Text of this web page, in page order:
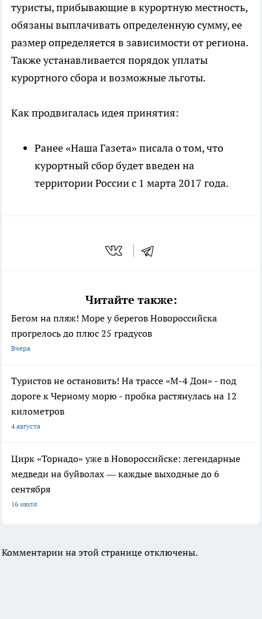
туристы, прибывающие в курортную местность,
обязаны выплачивать определенную сумму, ее
размер определяется в зависимости от региона.
Также устанавливается порядок уплаты
курортного сбора и возможные льготы.
Как продвигалась идея принятия:
Ранее «Наша Газета» писала о том, что
курортный сбор будет введен на
территории России с 1 марта 2017 года.
Читайте также:
Бегом на пляж! Море у берегов Новороссийска
прогрелось до плюс 25 градусов
Вчера
Туристов не остановить! На трассе «М-4 Дон» - под
дороге к Черному морю - пробка растянулась на 12
километров
4 августа
Цирк «Торнадо» уже в Новороссийске: легендарные
медведи на буйволах — каждые выходные до 6
сентября
16 июля
Комментарии на этой странице отключены.